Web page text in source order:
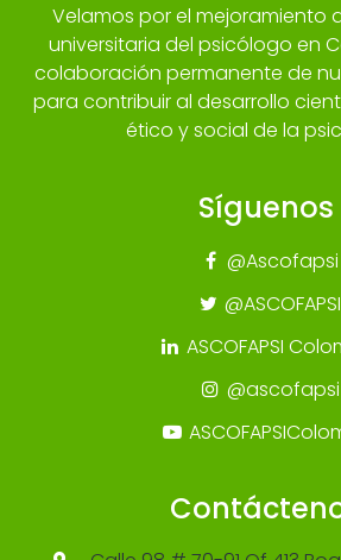
Velamos por el mejoramiento
universitaria del psicólogo en
colaboración permanente de
para contribuir al desarrollo
ético y social de la
Síguenos
@Ascofapsi
@ASCOFAPSI
ASCOFAPSI
@ascofapsi